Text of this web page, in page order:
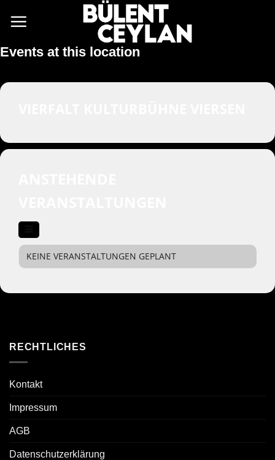
Inhalt
Events at this location
KEINE VERANSTALTUNGEN GEPLANT
RECHTLICHES
Kontakt
Impressum
AGB
Datenschutzerklärung